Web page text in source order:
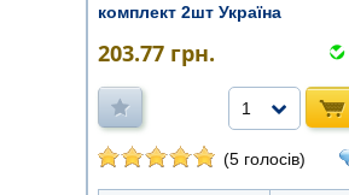
комплект 2шт Україна
203.77 грн.
1
(5 голосів)